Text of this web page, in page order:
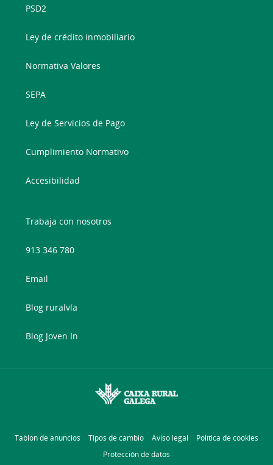
PSD2
Ley de crédito inmobiliario
Normativa Valores
SEPA
Ley de Servicios de Pago
Cumplimiento Normativo
Accesibilidad
Trabaja con nosotros
913 346 780
Email
Blog ruralvía
Blog Joven In
Tablón de anuncios Tipos de cambio Aviso legal
Política de cookies
Protección de datos